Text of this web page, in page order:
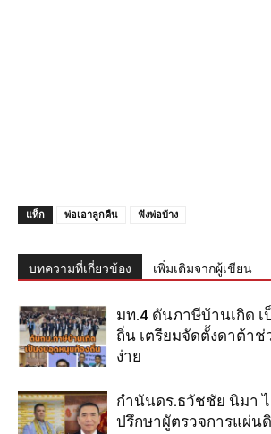
แท็ก พ่อเอาลูกคืน ฟังพ่อบ้าง
บทความที่เกี่ยวข้อง เพิ่มเติมจากผู้เขียน
มท.4 ดันภาษีบ้านเกิด
ถิ่น เตรียมจัดตั้งดาต้า
ง่าย
กำนันดร.ธวัชชัย นิมา
ปรึกษาผูัตรวจการแผ่น